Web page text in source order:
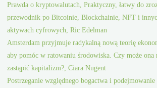
Prawda o kryptowalutach, Praktyczny, łatwy do
przewodnik po Bitcoinie, Blockchainie, NFT i
aktywach cyfrowych, Ric Edelman
Amsterdam przyjmuje radykalną nową teorię
aby pomóc w ratowaniu środowiska. Czy może ona
zastąpić kapitalizm?, Ciara Nugent
Postrzeganie względnego bogactwa i podejmowanie